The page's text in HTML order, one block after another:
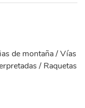
de montaña / Vías
/ Raquetas